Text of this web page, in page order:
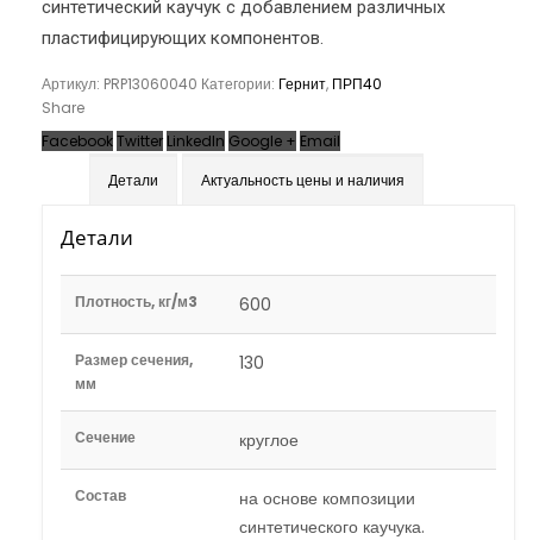
синтетический каучук с добавлением различных
пластифицирующих компонентов.
Артикул: PRP13060040 Категории: Гернит, ПРП40
Share
FacebookTwitter LinkedIn Google + Email
Детали
Актуальность цены и наличия
Детали
Плотность, кг/м3 600
Размер сечения,
мм
130
Сечение круглое
Состав
на основе композиции
синтетического каучука.